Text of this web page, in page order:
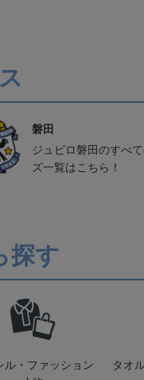
磐田
ジュビロ磐田のすべ
ズ一覧はこちら！
探す
ル・ファッション
タオ